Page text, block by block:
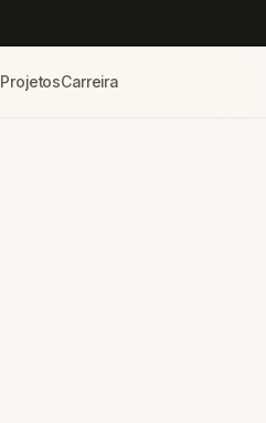
ProjetosCarreira